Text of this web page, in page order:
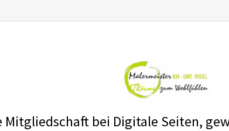
Mitgliedschaft bei Digitale Seiten,